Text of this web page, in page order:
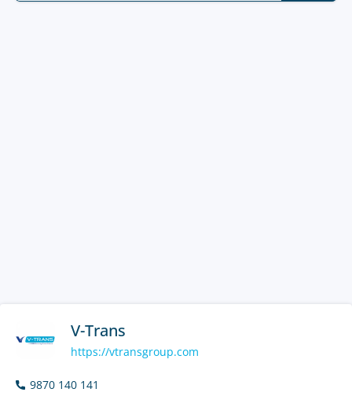
V-Trans
https://vtransgroup.com
9870 140 141